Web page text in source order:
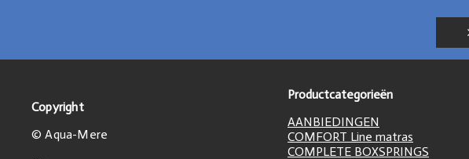
Copyright
© Aqua-Mere
Productcategorieën
AANBIEDINGEN
COMFORT Line matras
COMPLETE BOXSPRINGS